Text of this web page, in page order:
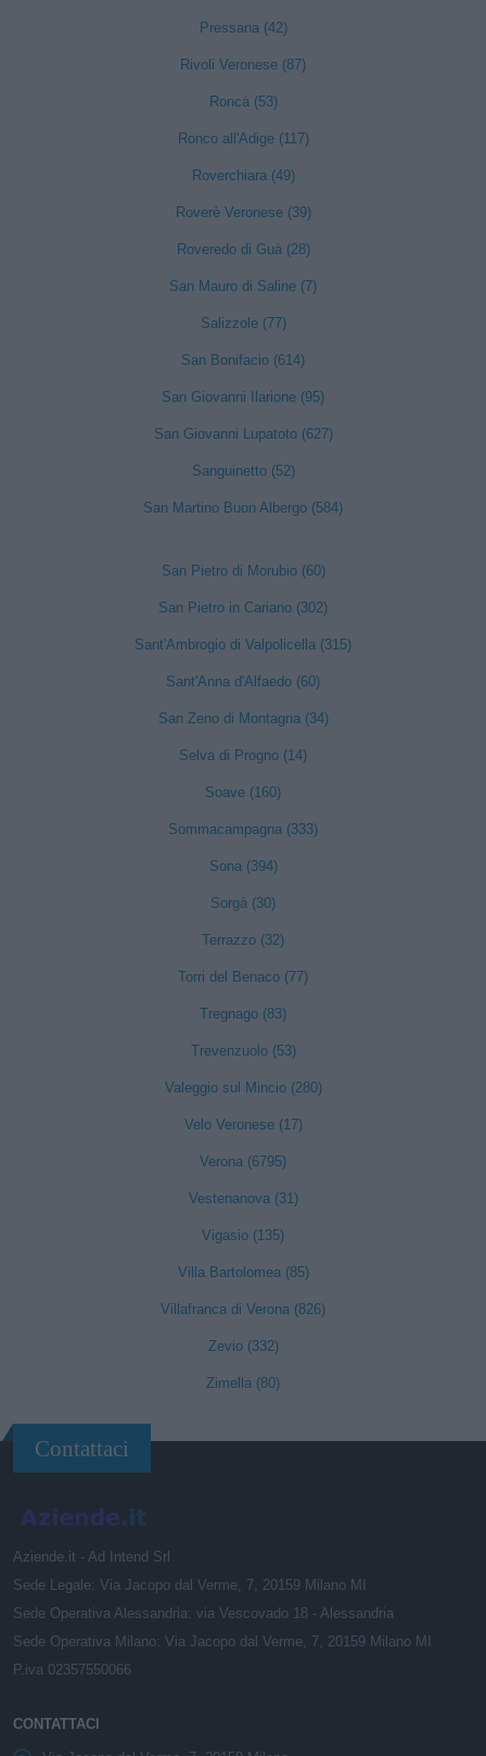
Pressana (42)
Rivoli Veronese (87)
Roncà (53)
Ronco all'Adige (117)
Roverchiara (49)
Roverè Veronese (39)
Roveredo di Guà (28)
San Mauro di Saline (7)
Salizzole (77)
San Bonifacio (614)
San Giovanni Ilarione (95)
San Giovanni Lupatoto (627)
Sanguinetto (52)
San Martino Buon Albergo (584)
San Pietro di Morubio (60)
San Pietro in Cariano (302)
Sant'Ambrogio di Valpolicella (315)
Sant'Anna d'Alfaedo (60)
San Zeno di Montagna (34)
Selva di Progno (14)
Soave (160)
Sommacampagna (333)
Sona (394)
Sorgà (30)
Terrazzo (32)
Torri del Benaco (77)
Tregnago (83)
Trevenzuolo (53)
Valeggio sul Mincio (280)
Velo Veronese (17)
Verona (6795)
Vestenanova (31)
Vigasio (135)
Villa Bartolomea (85)
Villafranca di Verona (826)
Zevio (332)
Zimella (80)
Contattaci
Aziende.it - Ad Intend Srl
Sede Legale: Via Jacopo dal Verme, 7, 20159 Milano MI
Sede Operativa Alessandria: via Vescovado 18 - Alessandria
Sede Operativa Milano: Via Jacopo dal Verme, 7, 20159 Milano MI
P.iva 02357550066
CONTATTACI